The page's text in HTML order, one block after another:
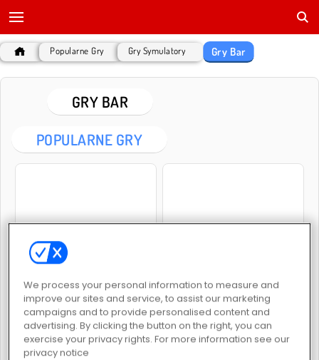
Popularne Gry Gry Symulatory Gry Bar
GRY BAR
POPULARNE GRY
Penguin Diner
We process your personal information to measure and
improve our sites and service, to assist our marketing
campaigns and to provide personalised content and
advertising. By clicking the button on the right, you can
exercise your privacy rights. For more information see our
privacy notice